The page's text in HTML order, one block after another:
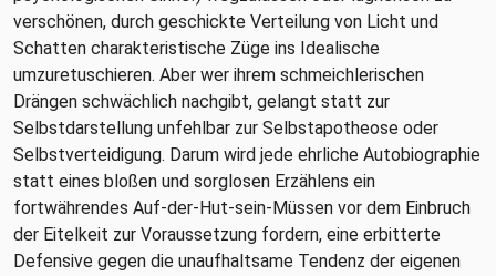
verschönen, durch geschickte Verteilung von Licht und
Schatten charakteristische Züge ins Idealische
umzuretuschieren. Aber wer ihrem schmeichlerischen
Drängen schwächlich nachgibt, gelangt statt zur
Selbstdarstellung unfehlbar zur Selbstapotheose oder
Selbstverteidigung. Darum wird jede ehrliche Autobiographie
statt eines bloßen und sorglosen Erzählens ein
fortwährendes Auf-der-Hut-sein-Müssen vor dem Einbruch
der Eitelkeit zur Voraussetzung fordern, eine erbitterte
Defensive gegen die unaufhaltsame Tendenz der eigenen